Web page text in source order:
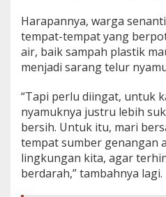
Harapannya, warga
tempat-tempat yang
air, baik sampah plastik
menjadi sarang telur
“Tapi perlu diingat, untuk
nyamuknya justru lebih
bersih. Untuk itu, mari
tempat sumber genangan
lingkungan kita, agar
berdarah,” tambahnya lagi.